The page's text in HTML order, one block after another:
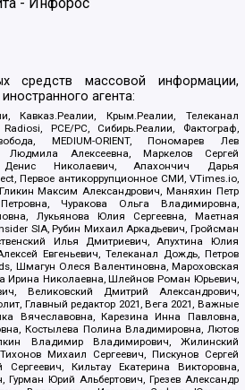
средств массовой информации,
агента:
Кавказ.Реалии, Крым.Реалии, Телеканал
PCE/PC, Сибирь.Реалии, Фактограф,
MEDIUM-ORIENT, Пономарев Лев
Людмила Алексеевна, Маркелов Сергей
Денис Николаевич, Апахончич Дарья
Первое антикоррупционное СМИ, VTimes.io,
Максим Александрович, Маняхин Петр
Чуракова Ольга Владимировна,
Лукьянова Юлия Сергеевна, Маетная
SIA, Рубин Михаил Аркадьевич, Гройсман
Илья Дмитриевич, Апухтина Юлия
Евгеньевич, Телеканал Дождь, Петров
Шмагун Олеся Валентиновна, Мароховская
Ирина Николаевна, Шлейнов Роман Юрьевич,
Великовский Дмитрий Александрович,
Главный редактор 2021, Вега 2021, Важные
Вячеславовна, Карезина Инна Павловна,
Костылева Полина Владимировна, Лютов
Владимир Владимирович, Жилинский
Михаил Сергеевич, Пискунов Сергей
Сергеевич, Кильтау Екатерина Викторовна,
Юрий Альбертович, Грезев Александр